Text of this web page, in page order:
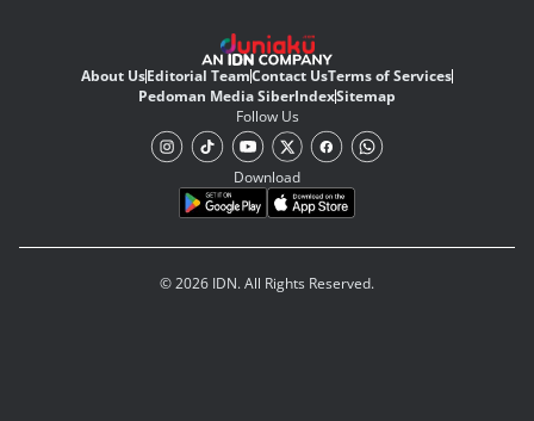
About UsEditorial TeamContact UsTerms of Services
Pedoman Media SiberIndexSitemap
Follow Us
Download
© 2026 IDN. All Rights Reserved.